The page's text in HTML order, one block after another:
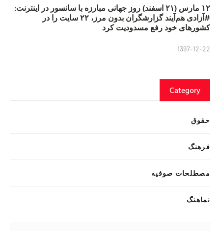
۱۲ مارس (۲۱ اسفند) روز جهانی مبارزه با سانسور در اینترنت:
#آزادی هم‌آیند گزارشگران‌ بدون مرز، ۲۲ سایت را در
کشورهای خود رفع مسدودیت کرد
1397-12-22
Category
حقوق
فرهنگ
مصطلحات صوفیه
نماهنگ